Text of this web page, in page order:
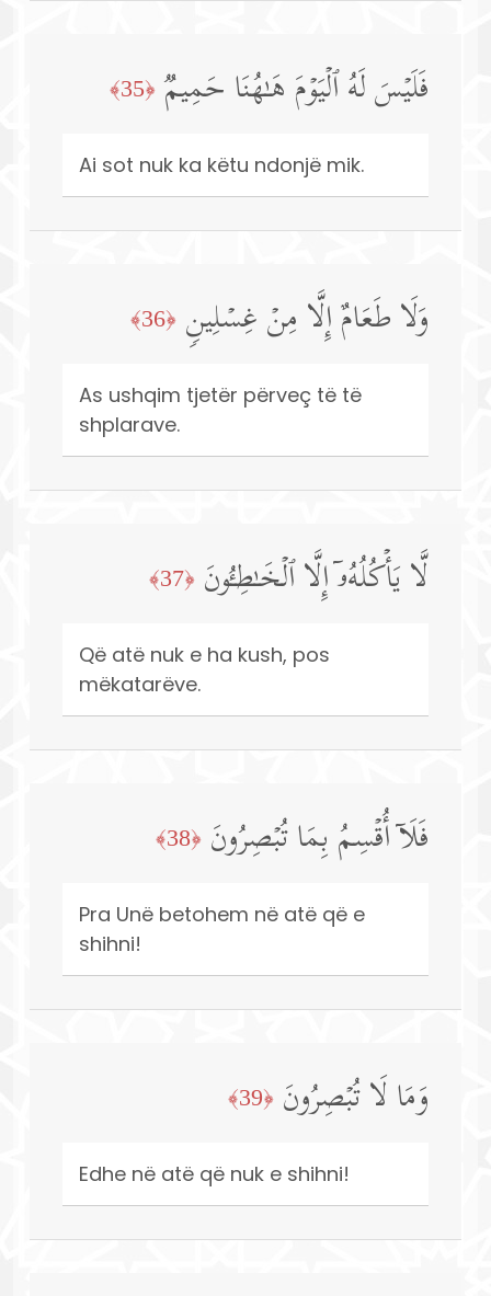
فَلَیۡسَ لَهُ ٱلۡیَوۡمَ هَـٰهُنَا حَمِیمࣱ ﴿35﴾
Ai sot nuk ka këtu ndonjë mik.
وَلَا طَعَامٌ إِلَّا مِنۡ غِسۡلِینࣲ ﴿36﴾
As ushqim tjetër përveç të të
shplarave.
لَّا یَأۡكُلُهُۥۤ إِلَّا ٱلۡخَـٰطِـُٔونَ ﴿37﴾
Që atë nuk e ha kush, pos
mëkatarëve.
فَلَاۤ أُقۡسِمُ بِمَا تُبۡصِرُونَ ﴿38﴾
Pra Unë betohem në atë që e
shihni!
وَمَا لَا تُبۡصِرُونَ ﴿39﴾
Edhe në atë që nuk e shihni!